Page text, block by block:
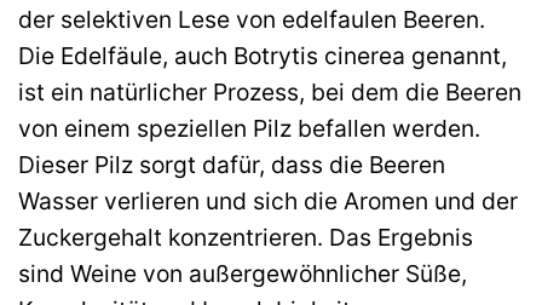
der selektiven Lese von edelfaulen Beeren.
Die Edelfäule, auch Botrytis cinerea genannt,
ist ein natürlicher Prozess, bei dem die Beeren
von einem speziellen Pilz befallen werden.
Dieser Pilz sorgt dafür, dass die Beeren
Wasser verlieren und sich die Aromen und der
Zuckergehalt konzentrieren. Das Ergebnis
sind Weine von außergewöhnlicher Süße,